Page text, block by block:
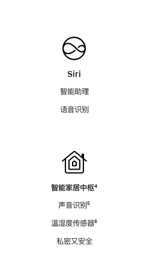
Siri
智能助理
语音识别
智能家居中枢脚
⁴
声音识别脚
⁵
温湿度传感器脚
⁶
私密又安全